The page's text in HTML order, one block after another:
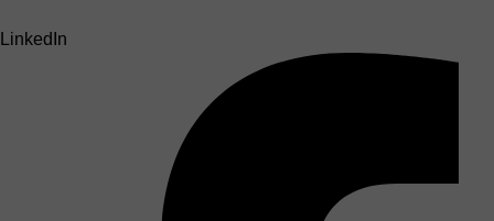
LinkedIn